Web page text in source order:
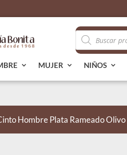
Búsqueda
de
productos
MUJER NIÑOS
Hombre Plata Rameado Olivo